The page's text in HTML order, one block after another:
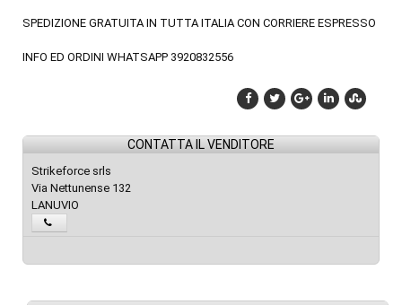
SPEDIZIONE GRATUITA IN TUTTA ITALIA CON CORRIERE ESPRESSO
INFO ED ORDINI WHATSAPP 3920832556
CONTATTA IL VENDITORE
Strikeforce srls
Via Nettunense 132
LANUVIO